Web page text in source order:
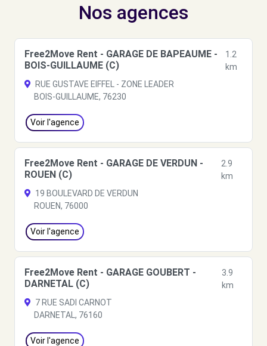
Nos agences
Free2Move Rent - GARAGE DE BAPEAUME -
BOIS-GUILLAUME (C)
1.2
km
RUE GUSTAVE EIFFEL - ZONE LEADER
BOIS-GUILLAUME, 76230
Voir l'agence
Free2Move Rent - GARAGE DE VERDUN -
ROUEN (C)
2.9
km
19 BOULEVARD DE VERDUN
ROUEN, 76000
Voir l'agence
Free2Move Rent - GARAGE GOUBERT -
DARNETAL (C)
3.9
km
7 RUE SADI CARNOT
DARNETAL, 76160
Voir l'agence